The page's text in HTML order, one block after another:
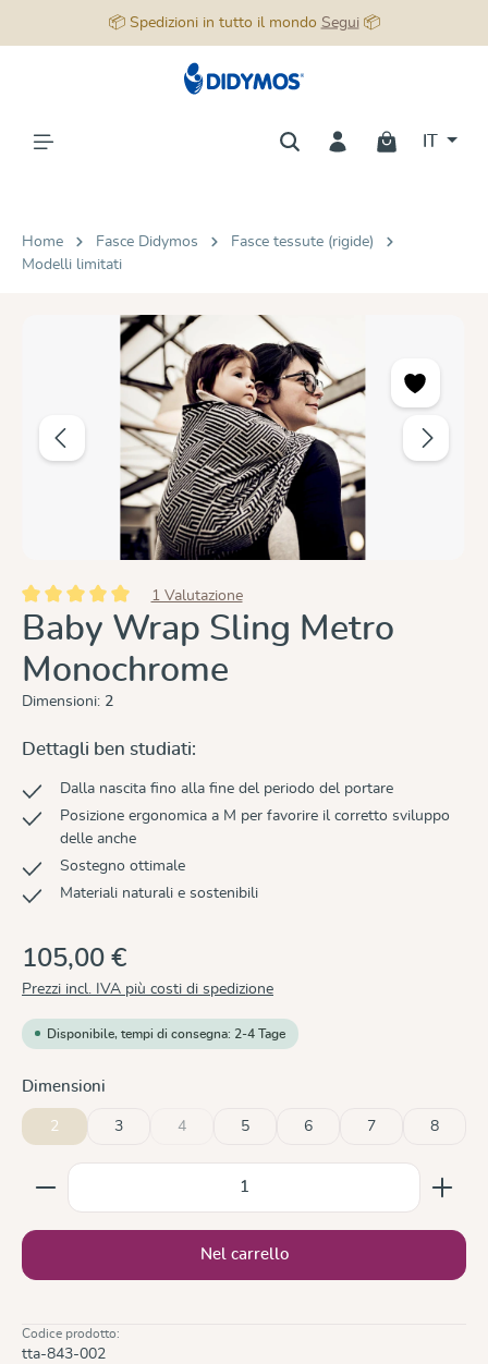
📦 Spedizioni in tutto il mondo Segui📦
Home Fasce Didymos
Fasce tessute (rigide)
Modelli limitati
Salta la galleria di immagini
Valutazione media di 5 su 5 stelle
1 Valutazione
Baby Wrap Sling Metro
Monochrome
Dimensioni: 2
Dettagli ben studiati:
Dalla nascita fino alla fine del periodo del portare
Posizione ergonomica a M per favorire il corretto sviluppo
delle anche
Sostegno ottimale
Materiali naturali e sostenibili
105,00 €
Prezzi incl. IVA più costi di spedizione
Disponibile, tempi di consegna: 2-4 Tage
Seleziona
Dimensioni
2 3 4 5 6 7 8
Quantità del prodotto: inserisci la quantità
Nel carrello
Codice prodotto:
tta-843-002